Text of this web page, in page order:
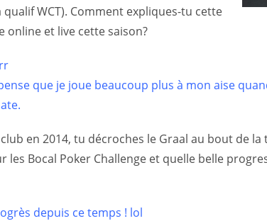
qualif WCT). Comment expliques-tu cette
et live cette saison?
que je joue beaucoup plus à mon aise
en 2014, tu décroches le Graal au bout de
les Bocal Poker Challenge et quelle belle
depuis ce temps ! lol